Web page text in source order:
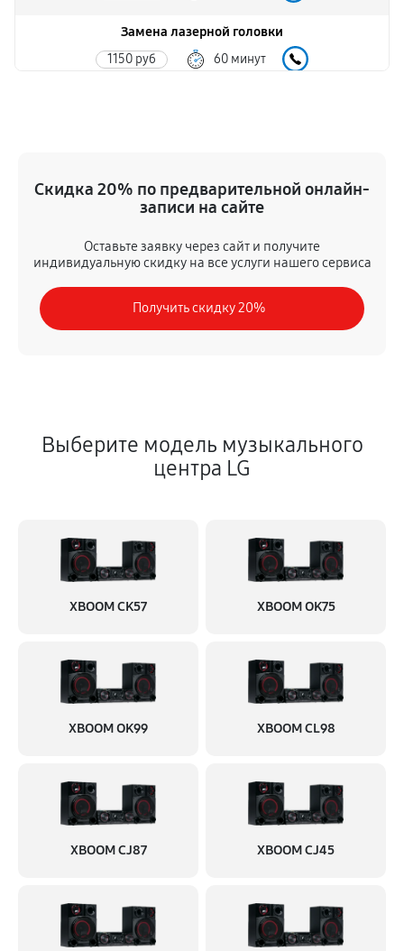
Замена лазерной головки
1150 руб 60 минут
810 руб 60 минут
Ремонт материнской платы
1150 руб 60 минут
Замена кнопок
Скидка 20% по предварительной онлайн-
записи на сайте
Оставьте заявку через сайт и получите
индивидуальную скидку на все услуги нашего сервиса
Получить скидку 20%
Выберите модель музыкального
центра LG
XBOOM CK57 XBOOM OK75
XBOOM OK99 XBOOM CL98
XBOOM CJ87 XBOOM CJ45